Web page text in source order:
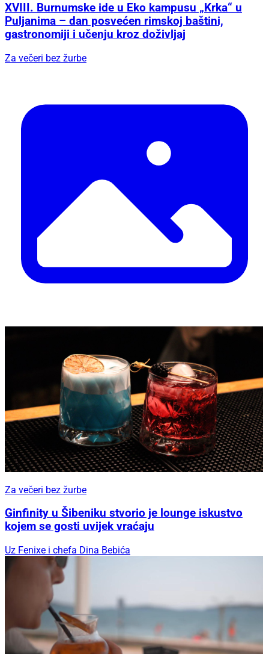
XVIII. Burnumske ide u Eko kampusu „Krka“ u
Puljanima – dan posvećen rimskoj baštini,
gastronomiji i učenju kroz doživljaj
Za večeri bez žurbe
Za večeri bez žurbe
Ginfinity u Šibeniku stvorio je lounge iskustvo
kojem se gosti uvijek vraćaju
Uz Fenixe i chefa Dina Bebića